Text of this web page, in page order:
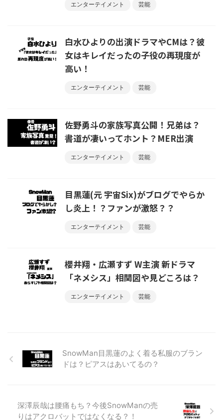
エンターテイメント 芸能
白水ひよりの出演ドラマやCMは？彼
女はキレイだったの子役の再現度が
高い！
エンターテイメント 芸能
佐野勇斗の家族写真公開！兄弟は？
書道が凄いってホント？MER出演
エンターテイメント 芸能
目黒蓮(元 宇宙Six)がブログでやらか
し炎上！？ファンが激怒？？
エンターテイメント 芸能
櫻井翔・広瀬すず W主演 新ドラマ
「ネメシス」相関図や見どころは？
エンターテイメント 芸能
SnowMan目黒蓮のよく着る私服のブラン
ドは？ピアスはあいてるの？
深澤辰哉は腰痛もち？今後SnowManの売
りはアクロバットではなくなる？！